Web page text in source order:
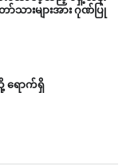
ာ်သားများအား ဂုဏ်ပြု
ရောက်ရှိ